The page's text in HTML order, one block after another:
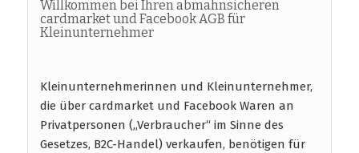
Willkommen bei Ihren abmahnsicheren
cardmarket und Facebook AGB für
Kleinunternehmer
Kleinunternehmerinnen und Kleinunternehmer,
die über cardmarket und Facebook Waren an
Privatpersonen („Verbraucher“ im Sinne des
Gesetzes, B2C-Handel) verkaufen, benötigen für